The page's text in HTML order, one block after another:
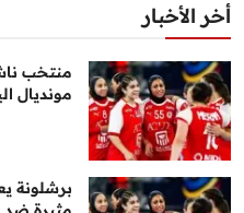
أخر الأخبار
منتخب
مونديال
برشلونة